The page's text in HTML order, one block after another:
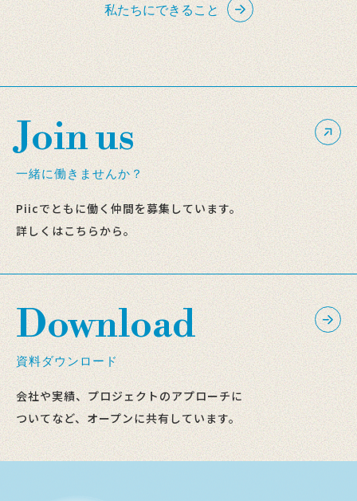
私たちにできること
Join us
一緒に働きませんか？
Piicでともに働く仲間を募集しています。
詳しくはこちらから。
Download
資料ダウンロード
会社や実績、プロジェクトのアプローチに
ついてなど、オープンに共有しています。